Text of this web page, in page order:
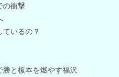
の衝撃
ているの？
勝と榎本を燃やす福沢